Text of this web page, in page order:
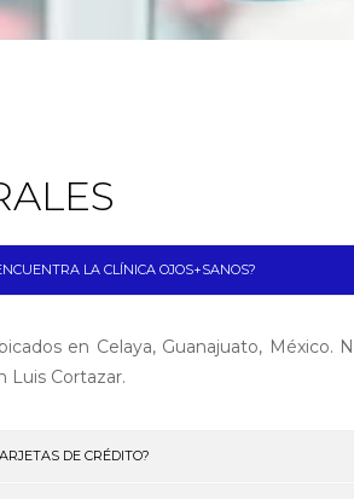
LA CLÍNICA OJOS+SANOS?
en Celaya, Guanajuato,
Luis Cortazar.
DE CRÉDITO?